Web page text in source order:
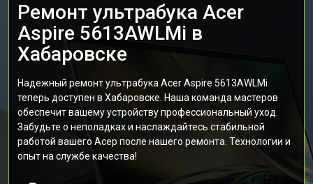
Ремонт ультрабука Acer
Aspire 5613AWLMi в
Хабаровске
Надежный ремонт ультрабука Acer Aspire 5613AWLMi
теперь доступен в Хабаровске. Наша команда мастеров
обеспечит вашему устройству профессиональный уход.
Забудьте о неполадках и наслаждайтесь стабильной
работой вашего Асер после нашего ремонта. Технологии и
опыт на службе качества!